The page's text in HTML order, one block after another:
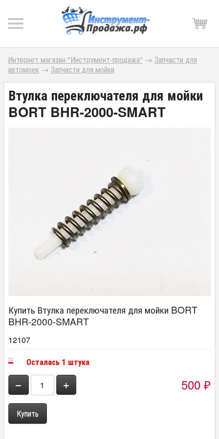
Интернет магазин "Инструмент-продажа" → Запчасти для
автомоек → Запчасти для мойки
Втулка переключателя для мойки
BORT BHR-2000-SMART
Купить Втулка переключателя для мойки BORT
BHR-2000-SMART
12107
Осталась 1 штука
− + 500 ₽